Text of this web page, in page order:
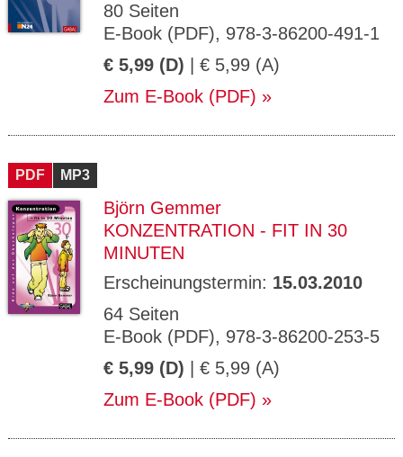
80 Seiten
E-Book (PDF), 978-3-86200-491-1
€ 5,99 (D) | € 5,99 (A)
Zum E-Book (PDF)
PDF MP3
Björn Gemmer
KONZENTRATION - FIT IN 30
MINUTEN
Erscheinungstermin: 15.03.2010
64 Seiten
E-Book (PDF), 978-3-86200-253-5
€ 5,99 (D) | € 5,99 (A)
Zum E-Book (PDF)